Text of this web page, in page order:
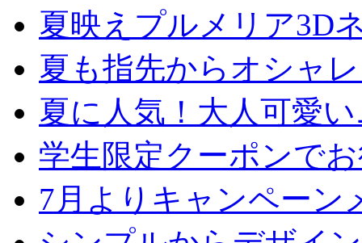
夏映えプルメリア3D
夏も指先からオシャ
夏に人気！大人可愛
学生限定クーポンで
7月よりキャンペーン